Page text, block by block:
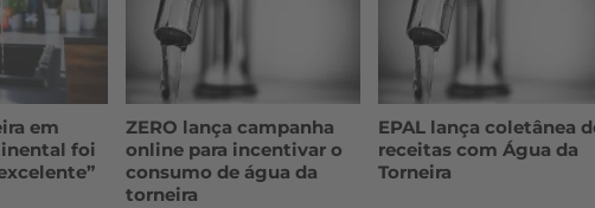
em
foi
ZERO lança campanha
online para incentivar o
consumo de água da
torneira
EPAL lança coletânea
receitas com Água da
Torneira